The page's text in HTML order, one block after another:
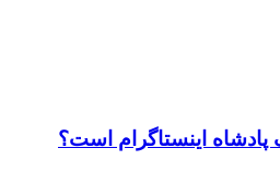
پادشاه اینستاگرام است؟